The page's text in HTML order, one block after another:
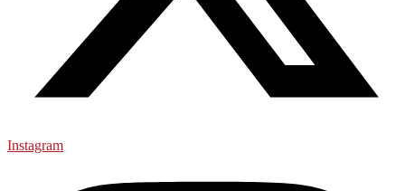
Instagram